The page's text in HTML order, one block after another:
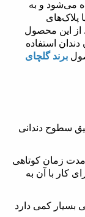
می‌شود و به
پلاک‌های
. از این محصول
استفاده
برند گلچای
سطوح دندانی
زمان کوتاهی
کار با آن به
بسیار کمی دارد